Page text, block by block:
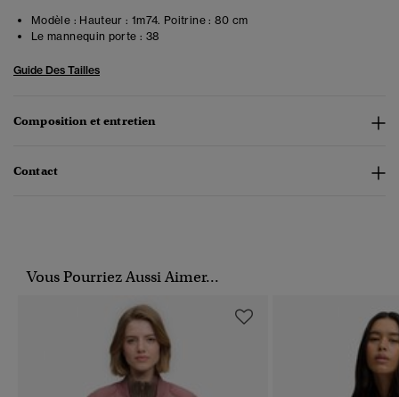
Modèle : Hauteur : 1m74. Poitrine : 80 cm
Le mannequin porte : 38
Guide Des Tailles
Composition et entretien
Contact
Vous Pourriez Aussi Aimer...